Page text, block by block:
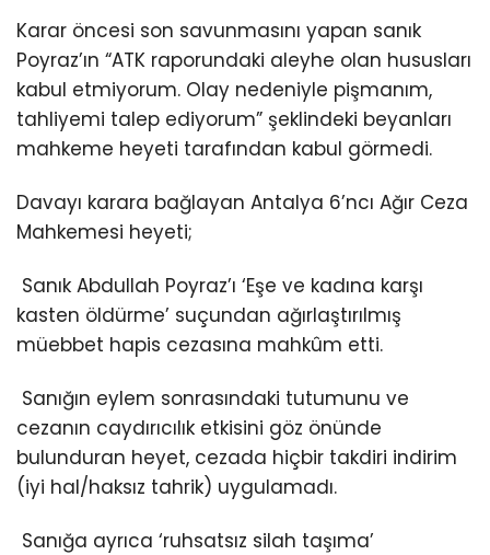
Karar öncesi son savunmasını yapan sanık
Poyraz’ın “ATK raporundaki aleyhe olan hususları
kabul etmiyorum. Olay nedeniyle pişmanım,
tahliyemi talep ediyorum” şeklindeki beyanları
mahkeme heyeti tarafından kabul görmedi.
Davayı karara bağlayan Antalya 6’ncı Ağır Ceza
Mahkemesi heyeti;
Sanık Abdullah Poyraz’ı ‘Eşe ve kadına karşı
kasten öldürme’ suçundan ağırlaştırılmış
müebbet hapis cezasına mahkûm etti.
Sanığın eylem sonrasındaki tutumunu ve
cezanın caydırıcılık etkisini göz önünde
bulunduran heyet, cezada hiçbir takdiri indirim
(iyi hal/haksız tahrik) uygulamadı.
Sanığa ayrıca ‘ruhsatsız silah taşıma’